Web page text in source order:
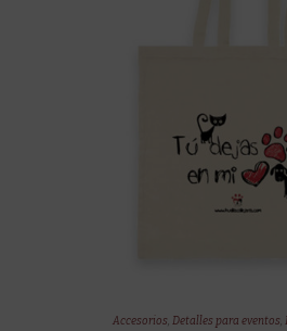
Accesorios,Detalles para eventos,